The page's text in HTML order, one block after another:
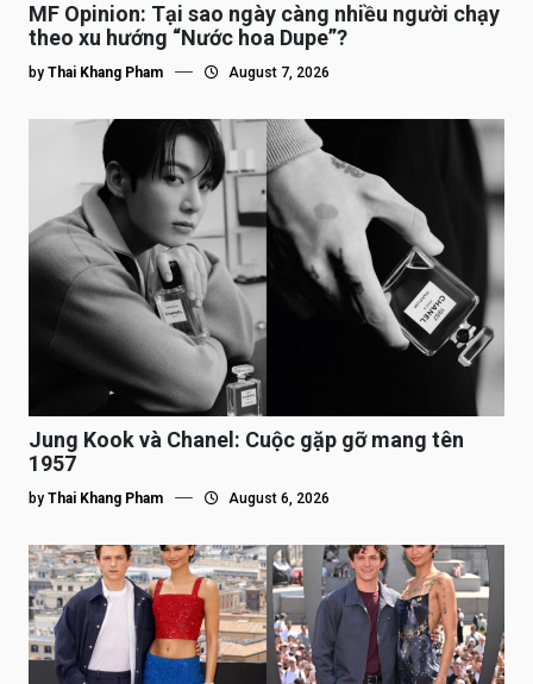
MF Opinion: Tại sao ngày càng nhiều người chạy
theo xu hướng “Nước hoa Dupe”?
by Thai Khang Pham August 7, 2026
Jung Kook và Chanel: Cuộc gặp gỡ mang tên
1957
by Thai Khang Pham August 6, 2026